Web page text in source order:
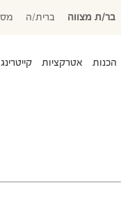
בר/ת מצווה ברית/ה
הכנות אטרקציות